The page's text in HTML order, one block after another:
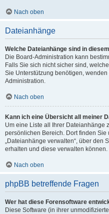
Nach oben
Dateianhänge
Welche Dateianhänge sind in
Die Board-Administration kann
Falls Sie sich nicht sicher sind,
Sie Unterstützung benötigen,
Administration.
Nach oben
Kann ich eine Übersicht all meiner
Um eine Liste all Ihrer Dateianhänge
persönlichen Bereich. Dort finden Sie
„Dateianhänge verwalten“, über den
erhalten und diese verwalten können.
Nach oben
phpBB betreffende Fragen
Wer hat diese Forensoftware
Diese Software (in ihrer